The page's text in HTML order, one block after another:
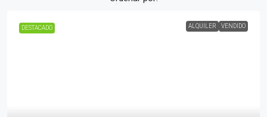
DESTACADO ALQUILER VENDIDO